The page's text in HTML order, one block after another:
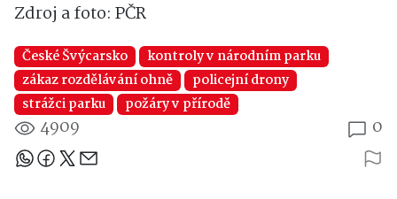
Zdroj a foto: PČR
České Švýcarsko
kontroly v národním parku
zákaz rozdělávání ohně
policejní drony
strážci parku
požáry v přírodě
4909 0
Sdílejte článek